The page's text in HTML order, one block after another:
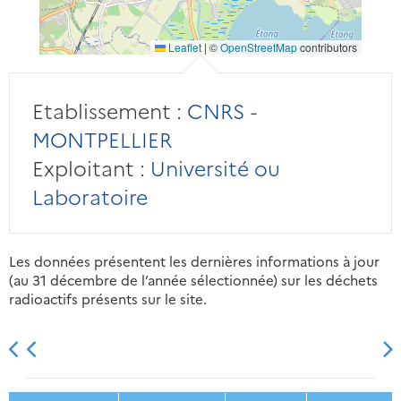
Leaflet|©OpenStreetMapcontributors
Etablissement : CNRS -
MONTPELLIER
Exploitant : Université ou
Laboratoire
Les données présentent les dernières informations à jour
(au 31 décembre de l’année sélectionnée) sur les déchets
radioactifs présents sur le site.